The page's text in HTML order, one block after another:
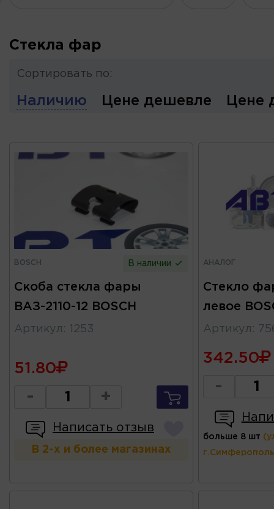
Стекла фар
Сортировать по:
Наличию Цене дешевле Цене
BOSCH В наличии
Скоба стекла фары
ВАЗ-2110-12 BOSCH
Артикул : 1253
51.80
- +
Написать отзыв
В 2-х и более магазинах
АНАЛОГ
Стекло
левое
Артикул :
342.50
-
больше 8 шт